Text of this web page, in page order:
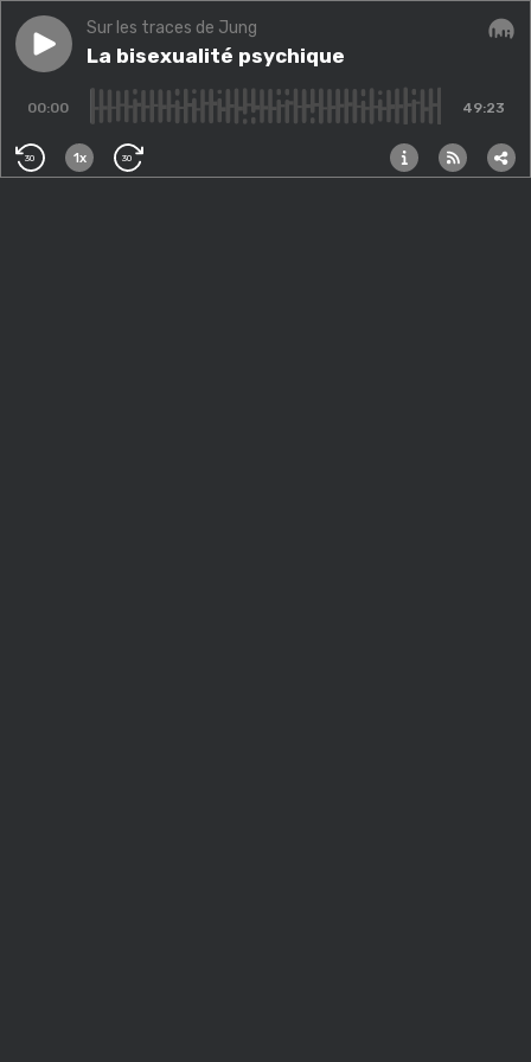
Play episodeLa bisexualité psychique
Sur les traces de Jung
La bisexualité psychique
00:00 49:23
30 1x 30